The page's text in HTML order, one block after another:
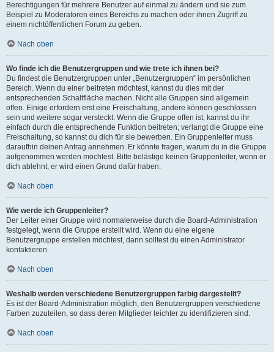
Berechtigungen für mehrere Benutzer auf einmal zu ändern und sie zum
Beispiel zu Moderatoren eines Bereichs zu machen oder ihnen Zugriff zu
einem nichtöffentlichen Forum zu geben.
Nach oben
Wo finde ich die Benutzergruppen und wie trete ich ihnen bei?
Du findest die Benutzergruppen unter „Benutzergruppen“ im persönlichen
Bereich. Wenn du einer beitreten möchtest, kannst du dies mit der
entsprechenden Schaltfläche machen. Nicht alle Gruppen sind allgemein
offen. Einige erfordern erst eine Freischaltung, andere können geschlossen
sein und weitere sogar versteckt. Wenn die Gruppe offen ist, kannst du ihr
einfach durch die entsprechende Funktion beitreten; verlangt die Gruppe eine
Freischaltung, so kannst du dich für sie bewerben. Ein Gruppenleiter muss
daraufhin deinen Antrag annehmen. Er könnte fragen, warum du in die Gruppe
aufgenommen werden möchtest. Bitte belästige keinen Gruppenleiter, wenn er
dich ablehnt, er wird einen Grund dafür haben.
Nach oben
Wie werde ich Gruppenleiter?
Der Leiter einer Gruppe wird normalerweise durch die Board-Administration
festgelegt, wenn die Gruppe erstellt wird. Wenn du eine eigene
Benutzergruppe erstellen möchtest, dann solltest du einen Administrator
kontaktieren.
Nach oben
Weshalb werden verschiedene Benutzergruppen farbig dargestellt?
Es ist der Board-Administration möglich, den Benutzergruppen verschiedene
Farben zuzuteilen, so dass deren Mitglieder leichter zu identifizieren sind.
Nach oben